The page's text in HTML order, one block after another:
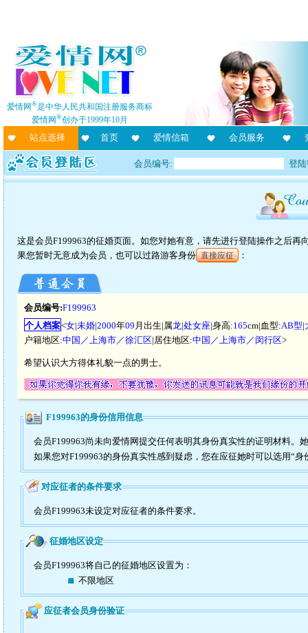
爱情网®是中华人民共和国注册服务商标
爱情网®创办于1999年10月
站点选择 首页 爱情信箱 会员服务
会员编号: 登
这是会员F199963的征婚页面。如您对她有意，请先进行登陆操作之后
果您暂时无意成为会员，也可以过路游客身份 直接应征 ：
会员编号:F199963
个人档案<女|未婚|2000年09 月出生|属龙|处女座|身高:165cm|血型:AB型|
户籍地区:中国／上海市／徐汇区|居住地区:中国／上海市／闵行区>
希望认识大方得体礼貌一点的男士。
F199963的身份信用信息
会员F199963尚未向爱情网提交任何表明其身份真实性的证明材料。
如果您对F199963的身份真实性感到疑虑，您在应征她时可以选用“身
对应征者的条件要求
会员F199963未设定对应征者的条件要求。
征婚地区设定
会员F199963将自己的征婚地区设置为：
不限地区
应征者会员身份验证